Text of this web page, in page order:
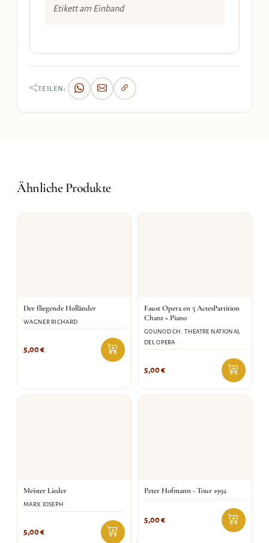
Etikett am Einband
TEILEN:
Ähnliche Produkte
Der fliegende Holländer
WAGNER RICHARD
5,00€
Faust Opera en 5 ActesPartition
Chant + Piano
GOUNOD CH. THEATRE NATIONAL
DEL OPERA
5,00€
Meister Lieder
MARX JOSEPH
5,00€
Peter Hofmann - Tour 1992
5,00€